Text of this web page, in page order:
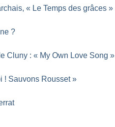
« Le Temps des grâces »
?
Cluny : « My Own Love Song »
! Sauvons Rousset »